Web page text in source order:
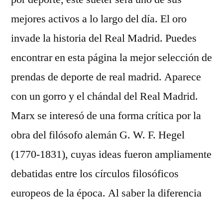
mejores activos a lo largo del día. El oro
invade la historia del Real Madrid. Puedes
encontrar en esta página la mejor selección de
prendas de deporte de real madrid. Aparece
con un gorro y el chándal del Real Madrid.
Marx se interesó de una forma crítica por la
obra del filósofo alemán G. W. F. Hegel
(1770-1831), cuyas ideas fueron ampliamente
debatidas entre los círculos filosóficos
europeos de la época. Al saber la diferencia